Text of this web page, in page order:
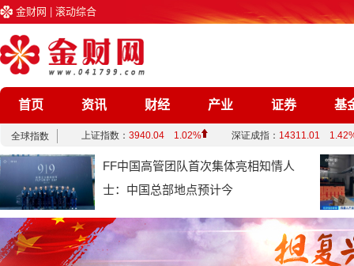
金财网 滚动综合
首页 资讯 财经 产业 证券 基
企业 文化 娱乐
综合
FF中国高管团队首次集体亮相知情人
士：中国总部地点预计今